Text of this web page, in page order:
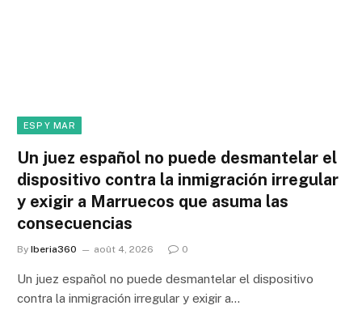
ESP Y MAR
Un juez español no puede desmantelar el
dispositivo contra la inmigración irregular
y exigir a Marruecos que asuma las
consecuencias
By Iberia360 août 4, 2026 0
Un juez español no puede desmantelar el dispositivo
contra la inmigración irregular y exigir a…